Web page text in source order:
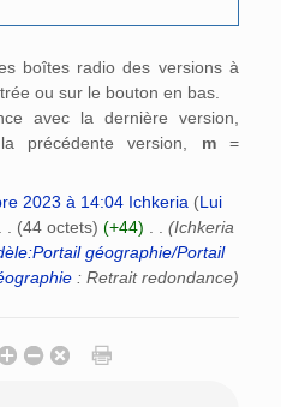
boîtes radio des versions à
ou sur le bouton en bas.
avec la dernière version,
précédente version, m=
2023 à 14:04‎ Ichkeria (Lui
(44 octets) (+44)
(Ichkeria
géographie/Portail
: Retrait redondance)